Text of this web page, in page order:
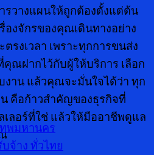
รวางแผนให้ถูกต้องตั้งแต่ต้น
องจักรของคุณเดินทางอย่าง
รงเวลา เพราะทุกการขนส่ง
คุณฝากไว้กับผู้ให้บริการ เลือก
งาน แล้วคุณจะมั่นใจได้ว่า ทุก
คือก้าวสำคัญของธุรกิจที่
เลอร์ที่ใช่ แล้วให้มืออาชีพดูแล
ทพมหานคร
จ้าง ทั่วไทย